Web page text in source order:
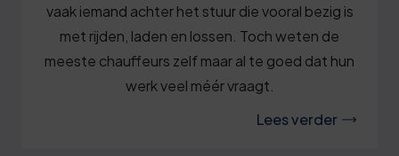
vaak iemand achter het stuur die vooral bezig is
met rijden, laden en lossen. Toch weten de
meeste chauffeurs zelf maar al te goed dat hun
werk veel méér vraagt.
Lees verder